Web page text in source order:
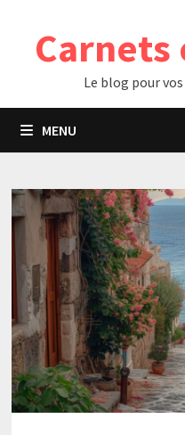
contenuCarnets
Le blog pour
MENU